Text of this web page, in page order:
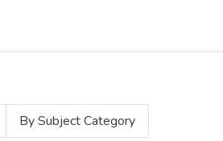
By Subject Category